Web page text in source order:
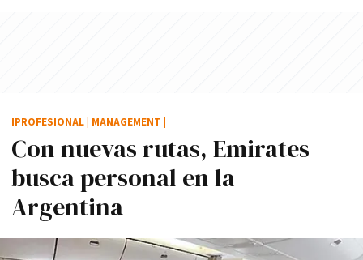
Con nuevas rutas, Emirates
busca personal en la
Argentina
IPROFESIONAL MANAGEMENT